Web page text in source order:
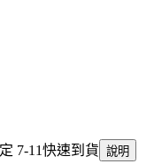
7-11快速到貨 說明